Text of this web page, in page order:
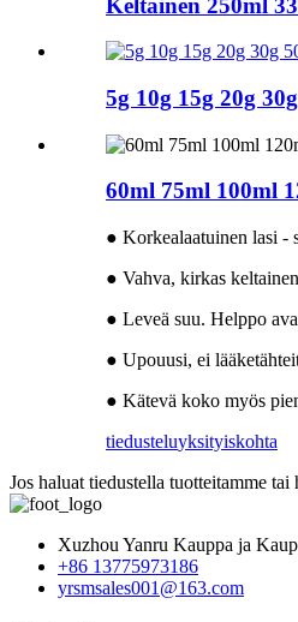
5g 10g 15g 20g
60ml 75ml 100ml
● Korkealaatuinen lasi -
● Vahva, kirkas
● Leveä suu. Helppo
● Upouusi, ei
● Kätevä koko myös
tiedusteluyksityiskohta
Jos haluat tiedustella tuotteitamme
Xuzhou Yanru Kauppa ja
+86 13775973186
yrsmsales001@163.com